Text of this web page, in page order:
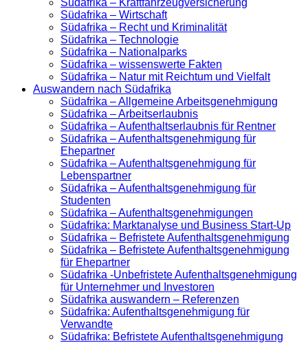
Südafrika – Wirtschaft
Südafrika – Recht und Kriminalität
Südafrika – Technologie
Südafrika – Nationalparks
Südafrika – wissenswerte Fakten
Südafrika – Natur mit Reichtum und Vielfalt
Auswandern nach Südafrika
Südafrika – Allgemeine Arbeitsgenehmigung
Südafrika – Arbeitserlaubnis
Südafrika – Aufenthaltserlaubnis für Rentner
Südafrika – Aufenthaltsgenehmigung für
Ehepartner
Südafrika – Aufenthaltsgenehmigung für
Lebenspartner
Südafrika – Aufenthaltsgenehmigung für
Studenten
Südafrika – Aufenthaltsgenehmigungen
Südafrika: Marktanalyse und Business Start-Up
Südafrika – Befristete Aufenthaltsgenehmigung
Südafrika – Befristete Aufenthaltsgenehmigung
für Ehepartner
Südafrika -Unbefristete Aufenthaltsgenehmigung
für Unternehmer und Investoren
Südafrika auswandern – Referenzen
Südafrika: Aufenthaltsgenehmigung für
Verwandte
Südafrika: Befristete Aufenthaltsgenehmigung